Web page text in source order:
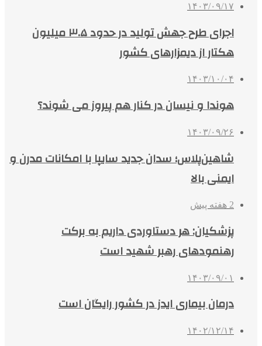
۱۴۰۳/۰۹/۱۷
اجرای طرح جهش تولید در حدود ۳.۵ میلیون
هکتار از دیمزارهای کشور
۱۴۰۳/۱۰/۰۴
هوندا و نیسان در کنار هم پیروز می شوند؟
۱۴۰۳/۰۹/۲۶
شاهین‌پلاس؛ سدان جدید سایپا با امکانات مدرن و
ایمنی بالا
2 هفته پیش
پزشکیان: هر دستاوردی داریم به برکت
رهنمودهای رهبر شهید است
۱۴۰۳/۰۹/۰۱
درمان بیماری ایدز در کشور رایگان است
۱۴۰۲/۱۲/۱۴